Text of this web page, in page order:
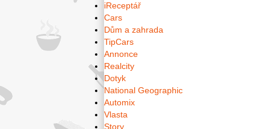
iReceptář
Cars
Dům a zahrada
TipCars
Annonce
Realcity
Dotyk
National Geographic
Automix
Vlasta
Story